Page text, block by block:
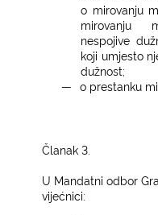
o mirovanju
mirovanju
nespojive
koji umjesto
dužnost;
―
o prestanku
Članak 3.­ ­
U Mandatni odbor
vijećnici:­